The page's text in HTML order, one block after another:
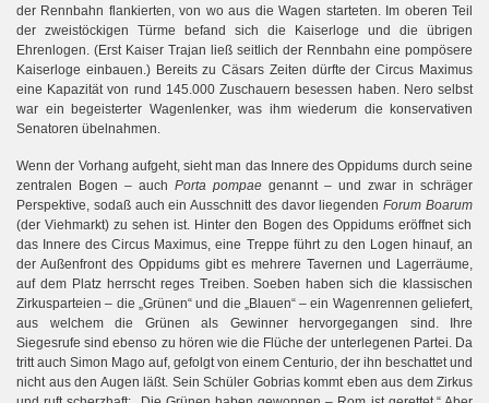
der Rennbahn flankierten, von wo aus die Wagen starteten. Im oberen Teil
der zweistöckigen Türme befand sich die Kaiserloge und die übrigen
Ehrenlogen. (Erst Kaiser Trajan ließ seitlich der Rennbahn eine pompösere
Kaiserloge einbauen.) Bereits zu Cäsars Zeiten dürfte der Circus Maximus
eine Kapazität von rund 145.000 Zuschauern besessen haben. Nero selbst
war ein begeisterter Wagenlenker, was ihm wiederum die konservativen
Senatoren übelnahmen.
Wenn der Vorhang aufgeht, sieht man das Innere des Oppidums durch seine
zentralen Bogen – auch Porta pompae genannt – und zwar in schräger
Perspektive, sodaß auch ein Ausschnitt des davor liegendenForum Boarum
(der Viehmarkt) zu sehen ist. Hinter den Bogen des Oppidums eröffnet sich
das Innere des Circus Maximus, eine Treppe führt zu den Logen hinauf, an
der Außenfront des Oppidums gibt es mehrere Tavernen und Lagerräume,
auf dem Platz herrscht reges Treiben. Soeben haben sich die klassischen
Zirkusparteien – die „Grünen“ und die „Blauen“ – ein Wagenrennen geliefert,
aus welchem die Grünen als Gewinner hervorgegangen sind. Ihre
Siegesrufe sind ebenso zu hören wie die Flüche der unterlegenen Partei. Da
tritt auch Simon Mago auf, gefolgt von einem Centurio, der ihn beschattet und
nicht aus den Augen läßt. Sein Schüler Gobrias kommt eben aus dem Zirkus